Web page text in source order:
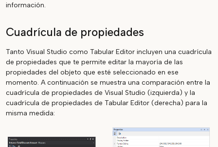
información.
Cuadrícula de propiedades
Tanto Visual Studio como Tabular Editor incluyen una cuadrícula
de propiedades que te permite editar la mayoría de las
propiedades del objeto que esté seleccionado en ese
momento. A continuación se muestra una comparación entre la
cuadrícula de propiedades de Visual Studio (izquierda) y la
cuadrícula de propiedades de Tabular Editor (derecha) para la
misma medida: